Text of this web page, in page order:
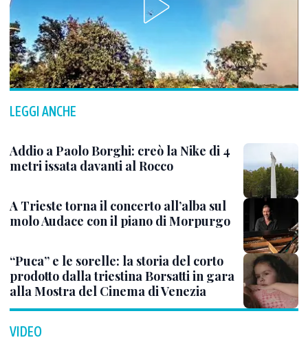
LEGGI ANCHE
Addio a Paolo Borghi: creò la Nike di 4
metri issata davanti al Rocco
A Trieste torna il concerto all’alba sul
molo Audace con il piano di Morpurgo
“Puca” e le sorelle: la storia del corto
prodotto dalla triestina Borsatti in gara
alla Mostra del Cinema di Venezia
VIDEO